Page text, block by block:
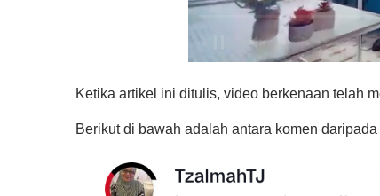
e
o
o
Ketika artikel ini ditulis, video berkenaan telah
Berikut di bawah adalah antara komen